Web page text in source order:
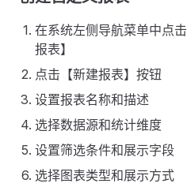
在系统左侧导航菜单中点
报表】
点击【新建报表】按钮
设置报表名称和描述
选择数据源和统计维度
设置筛选条件和展示字段
选择图表类型和展示方式